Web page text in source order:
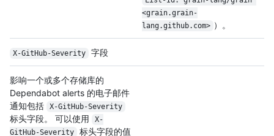
<grain.grain-
lang.github.com> ）。
X-GitHub-Severity 字段
影响一个或多个存储库的
Dependabot alerts 的电子邮件
通知包括
X-GitHub-Severity
标头字段。 可以使用
X-
GitHub-Severity
标头字段的值